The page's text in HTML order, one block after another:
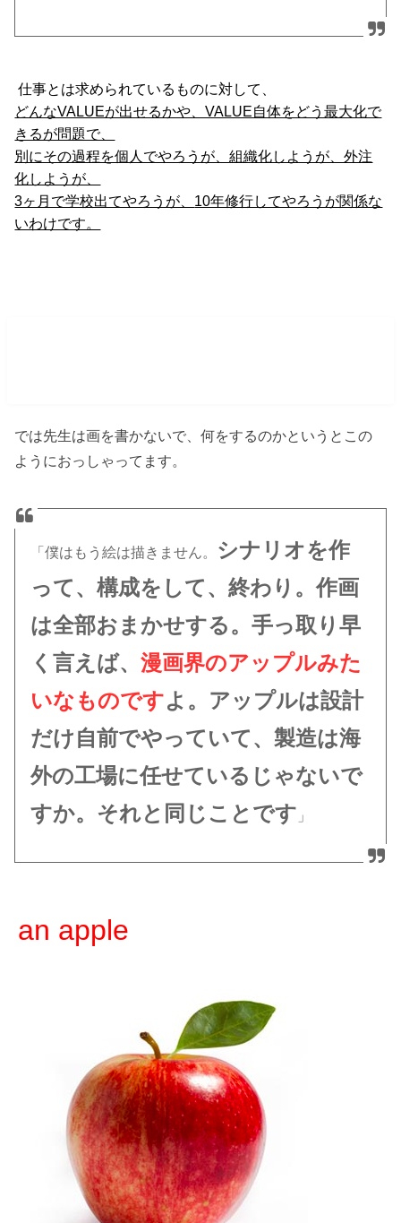
仕事とは求められているものに対して、
どんなVALUEが出せるかや、VALUE自体をどう最大化で
きるが問題で、
別にその過程を個人でやろうが、組織化しようが、外注
化しようが、
3ヶ月で学校出てやろうが、 10年修行してやろうが関係な
いわけです。
では先生は画を書かないで、何をするのかというとこの
ようにおっしゃってます。
「僕はもう絵は描きません。
シナリオを作
って、構成をして、終わり。作画
は全部おまかせする。手っ取り早
く言えば、漫画界のアップルみた
いなものですよ。アップルは設計
だけ自前でやっていて、製造は海
外の工場に任せているじゃないで
すか。それと同じことです 」
an apple